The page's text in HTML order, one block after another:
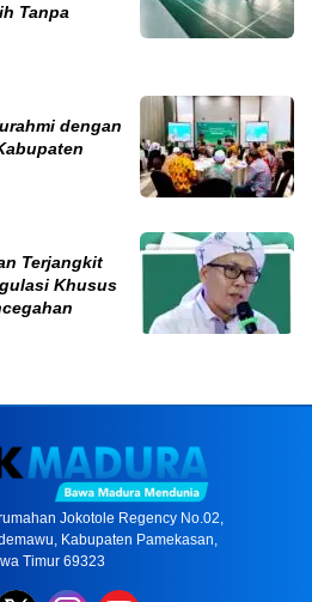
Tanpa
dengan
Terjangkit
Khusus
Jokotole Regency No.02,
Kabupaten Pamekasan,
Timur 69323